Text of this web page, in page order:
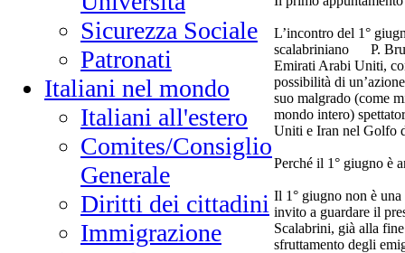
Sicurezza Sociale
Patronati
Italiani nel mondo
Italiani all'estero
Comites/Consiglio
Generale
Diritti dei cittadini
Immigrazione
L’incontro del 1°
scalabriniano P.
Emirati Arabi Uniti,
possibilità di
suo malgrado (come
mondo intero)
Uniti e Iran nel Golfo
Perché il 1° giugno è
Il 1° giugno non è
invito a guardare il
Scalabrini, già alla
sfruttamento degli